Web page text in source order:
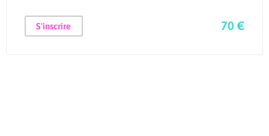
S'inscrire 70 €